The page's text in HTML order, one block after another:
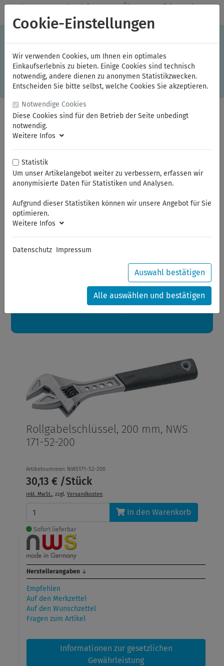
✓Jeden Monat starke Aktionen ✓Über 20 Qualitätsmarken ✓
Kostenlose Lieferung im Inland ab 150,00 Euro Bruttowarenwert
Einkaufserlebnis. Dabei werden beispielsweise die Session-
Informationen oder die Spracheinstellung auf Ihrem Rechner
gespeichert. Ohne Cookies ist der Funktionsumfang des
Online-Shops eingeschränkt. Sind Sie damit nicht
einverstanden, klicken Sie bitte hier.
Sommerferien
Sehr geehrte Kunden,
Ihre Bestellungen in diesem Zeitraum werden ab dem
24.08.2026 verschickt.
Eine schöne Sommerpause
Rollgabelschlüssel, 200 mm, NWS
171-52-200
Artikelnummer: NWS171-52-200
30,13 € /Stück
inkl. MwSt., zzgl.Versandkosten
In den Warenkorb
Sofort lieferbar
Herstellerangaben ↓
Empfehlen
Auf den Merkzettel
Auf den Wunschzettel
Fragen zum Artikel
Informationen zur gesetzlichen
Gewährleistung
Cookie-Einstellungen
Wir verwenden Cookies, um Ihnen ein optimales
Einkaufserlebnis zu bieten. Einige Cookies sind technisch
notwendig, andere dienen zu anonymen Statistikzwecken.
Entscheiden Sie bitte selbst, welche Cookies Sie akzeptieren.
Notwendige Cookies
Diese Cookies sind für den Betrieb der Seite unbedingt
notwendig.
Weitere Infos
Statistik
Um unser Artikelangebot weiter zu verbessern, erfassen wir
anonymisierte Daten für Statistiken und Analysen.
Aufgrund dieser Statistiken können wir unsere Angebot für Sie
optimieren.
Weitere Infos
Datenschutz Impressum
Auswahl bestätigen
Alle auswählen und bestätigen